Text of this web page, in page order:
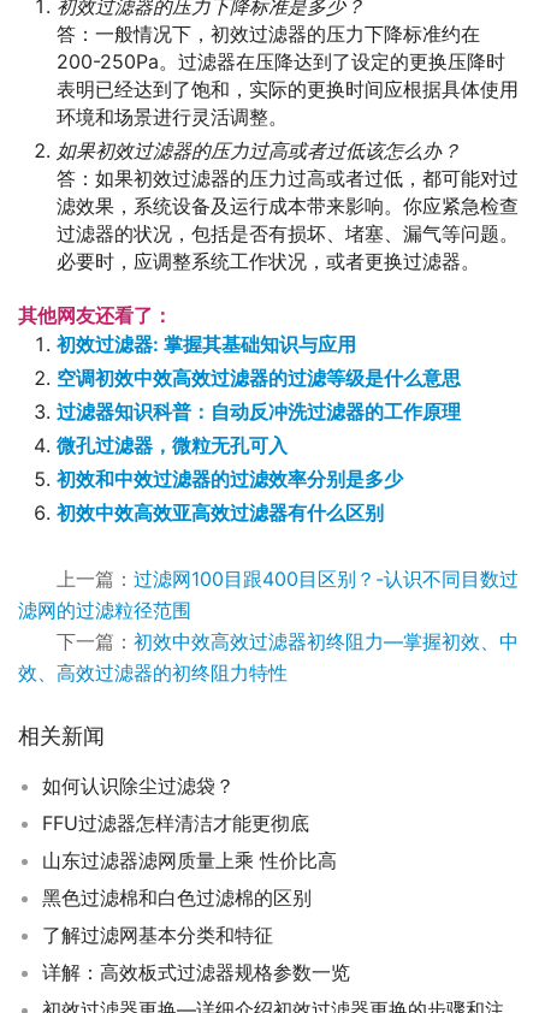
初效过滤器的压力下降标准是多少？
答：一般情况下，初效过滤器的压力下降标准约在
200-250Pa。过滤器在压降达到了设定的更换压降时
表明已经达到了饱和，实际的更换时间应根据具体使用
环境和场景进行灵活调整。
如果初效过滤器的压力过高或者过低该怎么办？
答：如果初效过滤器的压力过高或者过低，都可能对过
滤效果，系统设备及运行成本带来影响。你应紧急检查
过滤器的状况，包括是否有损坏、堵塞、漏气等问题。
必要时，应调整系统工作状况，或者更换过滤器。
其他网友还看了：
初效过滤器: 掌握其基础知识与应用
空调初效中效高效过滤器的过滤等级是什么意思
过滤器知识科普：自动反冲洗过滤器的工作原理
微孔过滤器，微粒无孔可入
初效和中效过滤器的过滤效率分别是多少
初效中效高效亚高效过滤器有什么区别
上一篇： 过滤网100目跟400目区别？-认识不同目数过
滤网的过滤粒径范围
下一篇： 初效中效高效过滤器初终阻力—掌握初效、中
效、高效过滤器的初终阻力特性
相关新闻
如何认识除尘过滤袋？
FFU过滤器怎样清洁才能更彻底
山东过滤器滤网质量上乘 性价比高
黑色过滤棉和白色过滤棉的区别
了解过滤网基本分类和特征
详解：高效板式过滤器规格参数一览